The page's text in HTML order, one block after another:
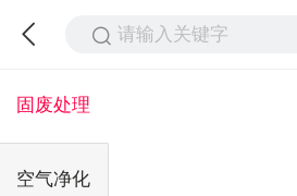
请输入关键字
固废处理
空气净化